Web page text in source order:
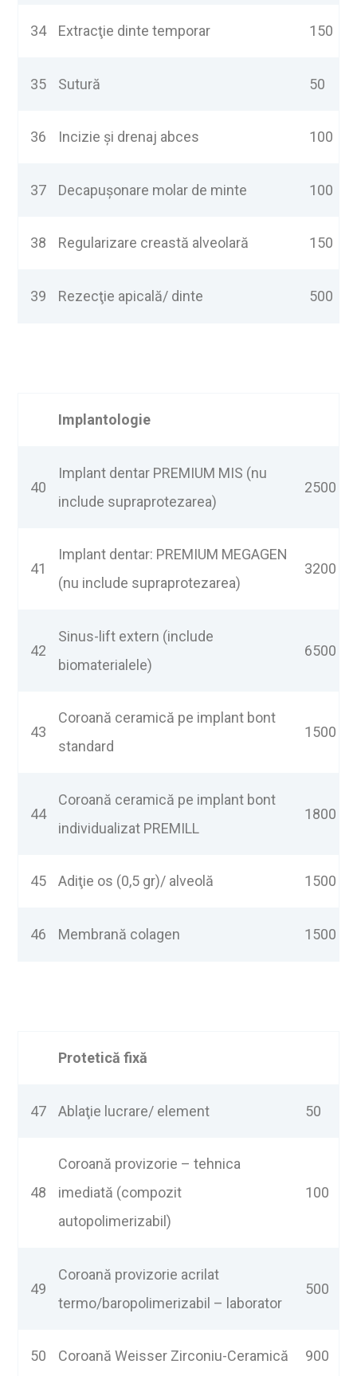
34 Extracţie dinte temporar 150
35 Sutură 50
36 Incizie şi drenaj abces 100
37 Decapuşonare molar de minte 100
38 Regularizare creastă alveolară 150
39 Rezecţie apicală/ dinte 500
Implantologie
40
Implant dentar PREMIUM MIS (nu
include supraprotezarea)
2500
41
Implant dentar: PREMIUM MEGAGEN
(nu include supraprotezarea)
3200
42
Sinus-lift extern (include
biomaterialele)
6500
43
Coroană ceramică pe implant bont
standard
1500
44
Coroană ceramică pe implant bont
individualizat PREMILL
1800
45 Adiţie os (0,5 gr)/ alveolă 1500
46 Membrană colagen 1500
Protetică fixă
47 Ablaţie lucrare/ element 50
48
Coroană provizorie – tehnica
imediată (compozit
autopolimerizabil)
100
49
Coroană provizorie acrilat
termo/baropolimerizabil – laborator
500
50 Coroană Weisser Zirconiu-Ceramică 900